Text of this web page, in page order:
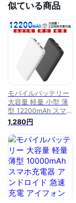
似ている商品
モバイルバッテリー
大容量 軽量 小型 薄
型 12200mAh スマ
ホ充電器 アンドロイ
ド 充電器 アイフォ
ン 充電 バッテリー
携帯充電器 持ち運び
充電器 iPhone 12
Android 対応 急速充
電器 pse認証 大容量
モバイルバッテリー
●
1,280円